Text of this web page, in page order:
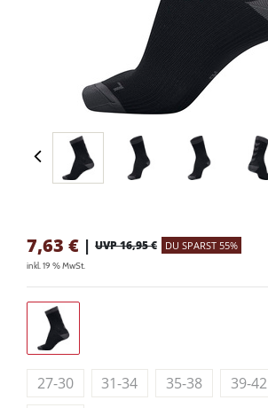
7,63 € | UVP 16,95 € DU SPARST 55%
inkl. 19 % MwSt.
27-30 31-34 35-38 39-42